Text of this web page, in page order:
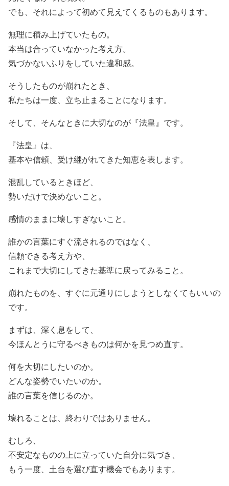
でも、それによって初めて見えてくるものもあります。
無理に積み上げていたもの。
本当は合っていなかった考え方。
気づかないふりをしていた違和感。
そうしたものが崩れたとき、
私たちは一度、立ち止まることになります。
そして、そんなときに大切なのが『法皇』です。
『法皇』は、
基本や信頼、受け継がれてきた知恵を表します。
混乱しているときほど、
勢いだけで決めないこと。
感情のままに壊しすぎないこと。
誰かの言葉にすぐ流されるのではなく、
信頼できる考え方や、
これまで大切にしてきた基準に戻ってみること。
崩れたものを、すぐに元通りにしようとしなくてもいいの
です。
まずは、深く息をして、
今ほんとうに守るべきものは何かを見つめ直す。
何を大切にしたいのか。
どんな姿勢でいたいのか。
誰の言葉を信じるのか。
壊れることは、終わりではありません。
むしろ、
不安定なものの上に立っていた自分に気づき、
もう一度、土台を選び直す機会でもあります。